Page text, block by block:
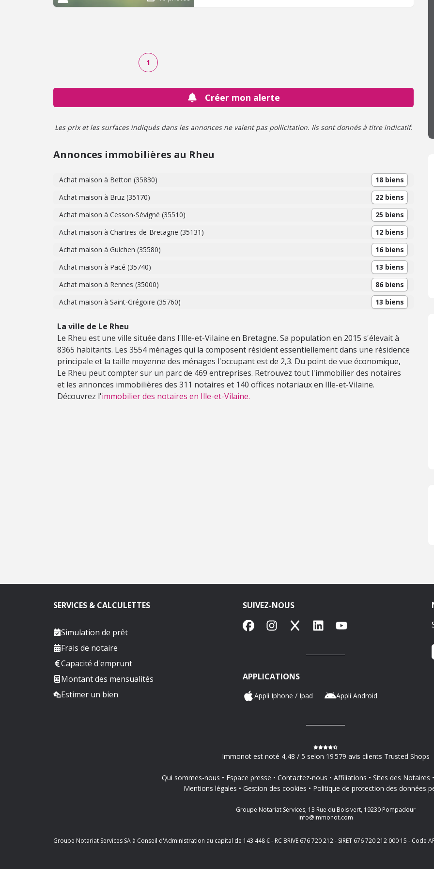
1
Créer mon alerte
Les prix et les surfaces indiqués dans les annonces ne valent pas pollicitation. Ils sont donnés à titre indicatif.
Annonces immobilières au Rheu
Achat maison à Betton (35830)
18 biens
Achat maison à Bruz (35170)
22 biens
Achat maison à Cesson-Sévigné (35510)
25 biens
Achat maison à Chartres-de-Bretagne (35131)
12 biens
Achat maison à Guichen (35580)
16 biens
Achat maison à Pacé (35740)
13 biens
Achat maison à Rennes (35000)
86 biens
Achat maison à Saint-Grégoire (35760)
13 biens
La ville de Le Rheu
Le Rheu est une ville située dans l'Ille-et-Vilaine en Bretagne. Sa population en 2015 s'élevait à
8365 habitants. Les 3554 ménages qui la composent résident essentiellement dans une résidence
principale et la taille moyenne des ménages l'occupant est de 2,3. Du point de vue économique,
Le Rheu peut compter sur un parc de 469 entreprises. Retrouvez tout l'immobilier des notaires
et les annonces immobilières des 311 notaires et 140 offices notariaux en Ille-et-Vilaine.
Découvrez l'immobilier des notaires en Ille-et-Vilaine.
SERVICES & CALCULETTES
Simulation de prêt
Frais de notaire
Capacité d'emprunt
Montant des mensualités
Estimer un bien
SUIVEZ-NOUS
FacebookInstagram
X LinkedInYouTube
APPLICATIONS
Appli Iphone / Ipad Appli Android
Immonot est noté 4,48 / 5 selon 19 579 avis clients Trusted Shops
Qui sommes-nous Espace presse Contactez-nous Affiliations
Sites des Notaires
Mentions légales
Gestion des cookies Politique de protection des données
Groupe Notariat Services, 13 Rue du Bois vert, 19230 Pompadour
info@immonot.com
Groupe Notariat Services SA à Conseil d'Administration au capital de 143 448 € - RC BRIVE 676 720 212 - SIRET 676 720 212 000 15 - Code